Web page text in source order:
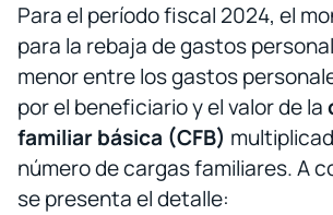
Para el período fiscal 2024, el
para la rebaja de gastos
menor entre los gastos
por el beneficiario y el valor de la
familiar básica (CFB)
número de cargas familiares. A
se presenta el detalle: